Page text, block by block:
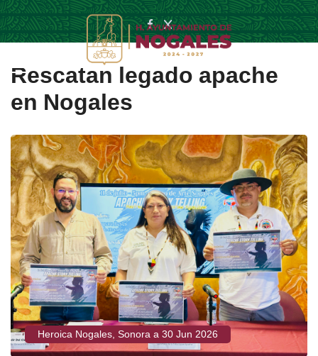
Rescatan legado apache
en Nogales
Heroica Nogales, Sonora a 30 Jun 2026